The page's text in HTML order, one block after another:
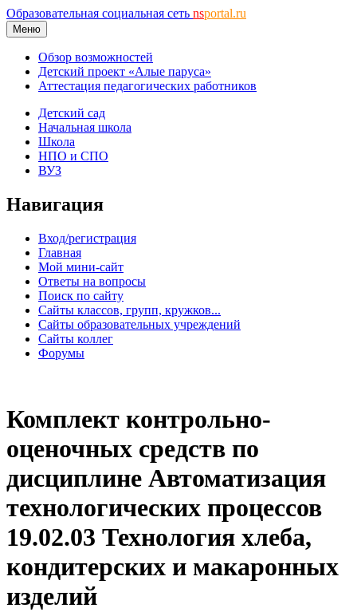
Образовательная социальная сеть nsportal.ru
Меню
Обзор возможностей
Детский проект «Алые паруса»
Аттестация педагогических работников
Детский сад
Начальная школа
Школа
НПО и СПО
ВУЗ
Навигация
Вход/регистрация
Главная
Мой мини-сайт
Ответы на вопросы
Поиск по сайту
Сайты классов, групп, кружков...
Сайты образовательных учреждений
Сайты коллег
Форумы
Комплект контрольно-
оценочных средств по
дисциплине Автоматизация
технологических процессов
19.02.03 Технология хлеба,
кондитерских и макаронных
изделий